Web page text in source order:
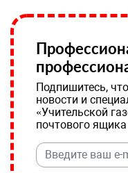
Подпишитесь,
новости и
«Учительской
почтового ящика